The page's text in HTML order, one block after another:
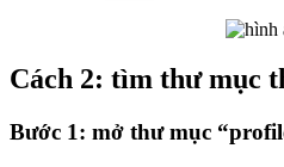
Cách 2: tìm thư mục
Bước 1: mở thư mục